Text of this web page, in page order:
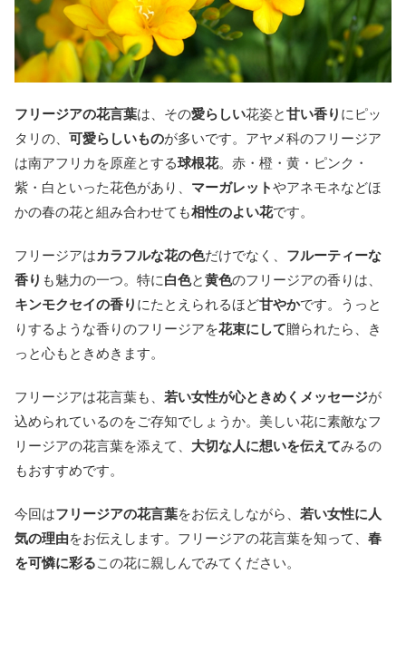
フリージアの花言葉は、その愛らしい花姿と甘い香り にピッ
タリの、 可愛らしいものが多いです。アヤメ科のフリージア
は南アフリカを原産とする球根花。赤・橙・黄・ピンク・
紫・白といった花色があり、 マーガレットやアネモネなどほ
かの春の花と組み合わせても相性のよい花です。
フリージアはカラフルな花の色だけでなく、 フルーティーな
香り も魅力の一つ。特に白色と黄色のフリージアの香りは、
キンモクセイの香り にたとえられるほど甘やかです。うっと
りするような香りのフリージアを花束にして贈られたら、き
っと心もときめきます。
フリージアは花言葉も、 若い女性が心ときめくメッセージが
込められているのをご存知でしょうか。美しい花に素敵なフ
リージアの花言葉を添えて、 大切な人に想いを伝えてみるの
もおすすめです。
今回はフリージアの花言葉をお伝えしながら、 若い女性に人
気の理由をお伝えします。フリージアの花言葉を知って、 春
を可憐に彩るこの花に親しんでみてください。